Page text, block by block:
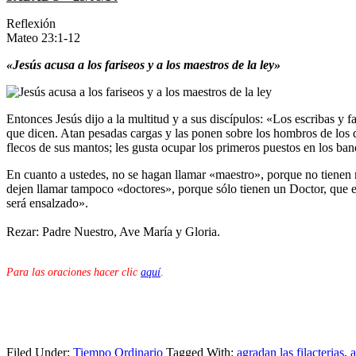
Reflexión
Mateo 23:1-12
«Jesús acusa a los fariseos y a los maestros de la ley»
Entonces Jesús dijo a la multitud y a sus discípulos: «Los escribas y
que dicen. Atan pesadas cargas y las ponen sobre los hombros de
flecos de sus mantos; les gusta ocupar los primeros puestos en los
En cuanto a ustedes, no se hagan llamar «maestro», porque no
dejen llamar tampoco «doctores», porque sólo tienen un Doctor, que
será ensalzado».
Rezar: Padre Nuestro, Ave María y Gloria.
Para las oraciones hacer clic aquí.
Filed Under: Tiempo Ordinario Tagged With: agradan las filacterias,